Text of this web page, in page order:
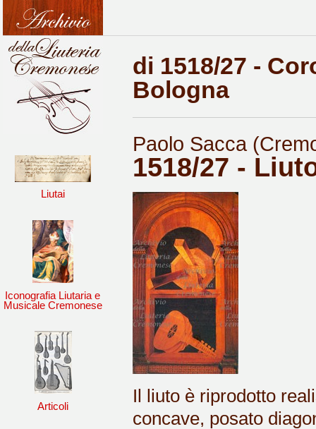
Liutai
Iconografia Liutaria e
Musicale Cremonese
Articoli
di 1518/27 -
Bologna
Paolo Sacca
1518/27 -
Il liuto è riprodotto
concave, posato